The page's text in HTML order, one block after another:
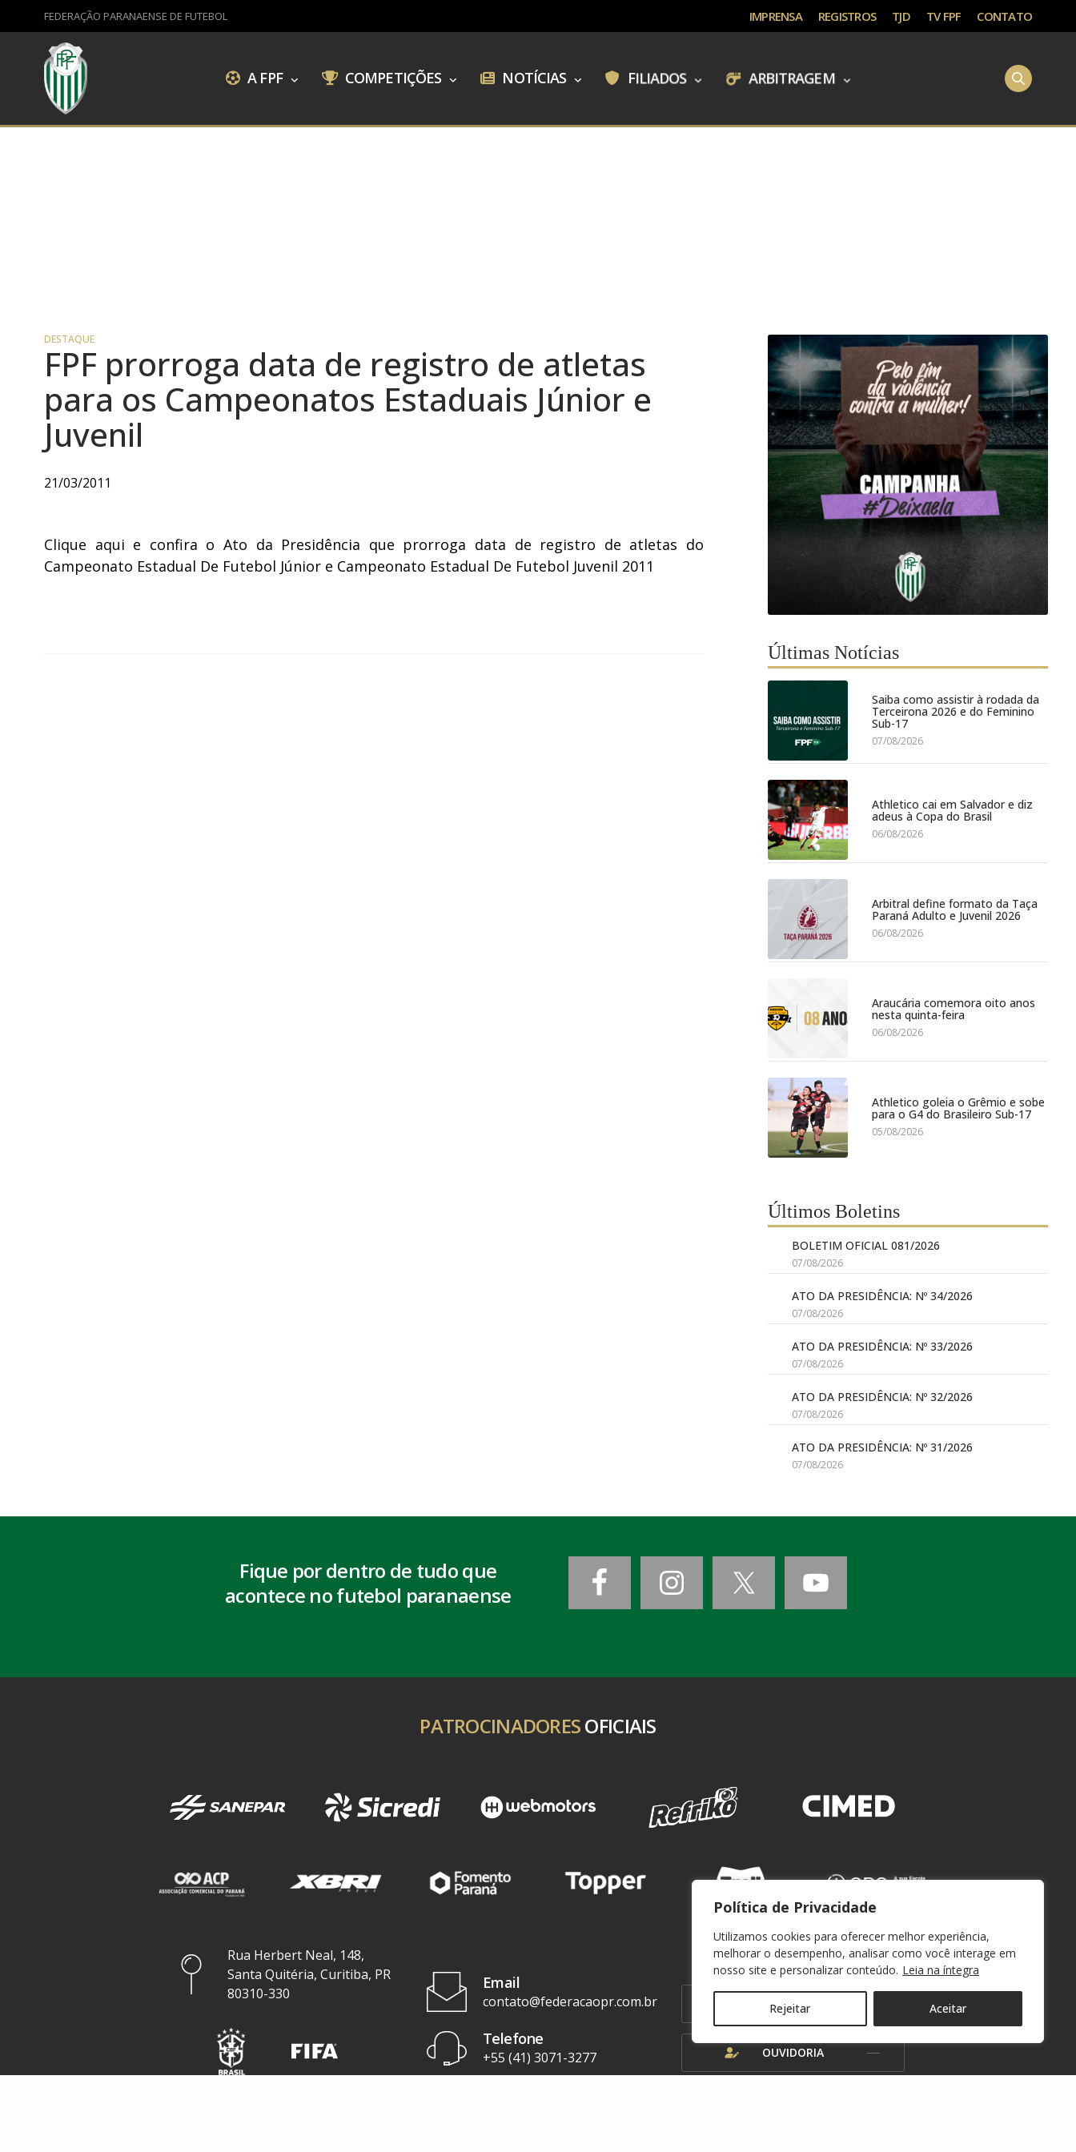
Política de Privacidade
Utilizamos cookies para oferecer melhor experiência,
melhorar o desempenho, analisar como você interage em
nosso site e personalizar conteúdo. Leia na íntegra
Rejeitar Aceitar
FEDERAÇÃO PARANAENSE DE FUTEBOL IMPRENSA REGISTROS TJD TV FPF CONTATO
A FPF COMPETIÇÕES NOTÍCIAS FILIADOS ARBITRAGEM
DESTAQUE
FPF prorroga data de registro de atletas
para os Campeonatos Estaduais Júnior e
Juvenil
21/03/2011
Clique aqui e confira o Ato da Presidência que prorroga data de registro de atletas do
Campeonato Estadual De Futebol Júnior e Campeonato Estadual De Futebol Juvenil 2011
Últimas Notícias
Saiba como assistir à rodada da
Terceirona 2026 e do Feminino
Sub-17
07/08/2026
Athletico cai em Salvador e diz
adeus à Copa do Brasil
06/08/2026
Arbitral define formato da Taça
Paraná Adulto e Juvenil 2026
06/08/2026
Araucária comemora oito anos
nesta quinta-feira
06/08/2026
Athletico goleia o Grêmio e sobe
para o G4 do Brasileiro Sub-17
05/08/2026
Últimos Boletins
BOLETIM OFICIAL 081/2026
07/08/2026
ATO DA PRESIDÊNCIA: Nº 34/2026
07/08/2026
ATO DA PRESIDÊNCIA: Nº 33/2026
07/08/2026
ATO DA PRESIDÊNCIA: Nº 32/2026
07/08/2026
ATO DA PRESIDÊNCIA: Nº 31/2026
07/08/2026
Fique por dentro de tudo que
acontece no futebol paranaense
PATROCINADORESOFICIAIS
Rua Herbert Neal, 148,
Santa Quitéria, Curitiba, PR
80310-330
Email
contato@federacaopr.com.br
Telefone
+55 (41) 3071-3277
WEBMAIL
OUVIDORIA